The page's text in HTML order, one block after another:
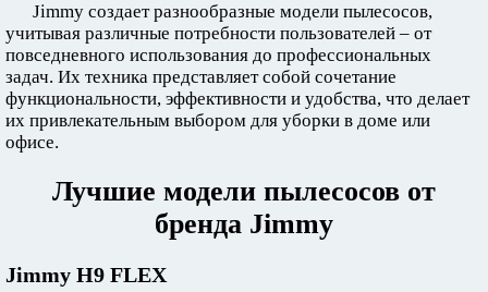
Jimmy создает разнообразные модели пылесосов,
учитывая различные потребности пользователей – от
повседневного использования до профессиональных
задач. Их техника представляет собой сочетание
функциональности, эффективности и удобства, что делает
их привлекательным выбором для уборки в доме или
офисе.
Лучшие модели пылесосов от
бренда Jimmy
Jimmy H9 FLEX